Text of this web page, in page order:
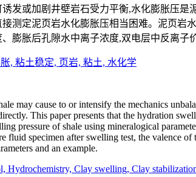
发或加剧井壁岩石受力平衡,水化膨胀压是
测定泥页岩水化膨胀压相当困难。泥页
膨胀后孔隙水中离子浓度,双电层中反离
, 粘土稳定, 页岩, 粘土, 水化学
may cause to or intensify the mechanics
This paper presents that the hydration
pressure of shale using mineralogical
fluid specimen after swelling test, the valence of
and an example.
Hydrochemistry, Clay swelling, Clay